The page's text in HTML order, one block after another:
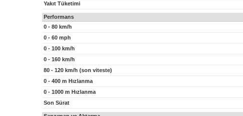
Yakıt Tüketimi
Performans
0 - 80 km/h
0 - 60 mph
0 - 100 km/h
0 - 160 km/h
80 - 120 km/h (son viteste)
0 - 400 m Hızlanma
0 - 1000 m Hızlanma
Son Sürat